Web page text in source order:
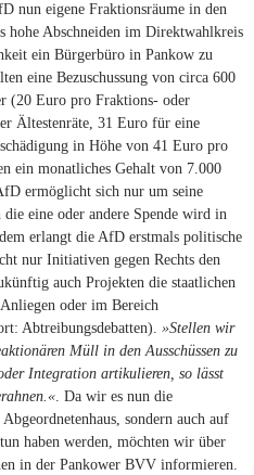
nun eigene Fraktionsräume in den
hohe Abschneiden im Direktwahlkreis
ein Bürgerbüro in Pankow zu
eine Bezuschussung von circa 600
(20 Euro pro Fraktions- oder
Ältestenräte, 31 Euro für eine
in Höhe von 41 Euro pro
ein monatliches Gehalt von 7.000
ermöglicht sich nur um seine
eine oder andere Spende wird in
erlangt die AfD erstmals politische
nur Initiativen gegen Rechts den
auch Projekten die staatlichen
oder im Bereich
Abtreibungsdebatten). »Stellen wir
Müll in den Ausschüssen zu
Integration artikulieren, so lässt
. Da wir es nun die
sondern auch auf
haben werden, möchten wir über
in der Pankower BVV informieren.